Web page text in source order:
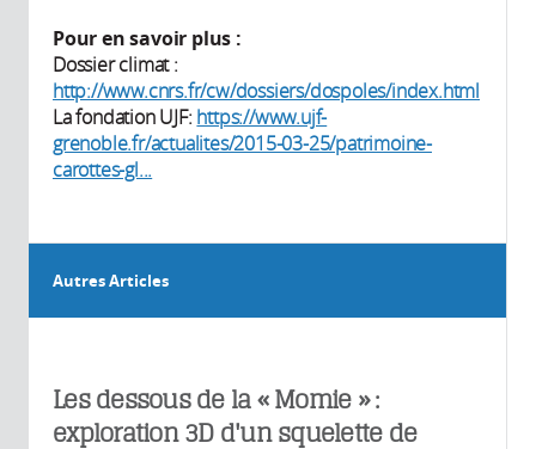
Pour en savoir plus :
Dossier climat :
http://www.cnrs.fr/cw/dossiers/dospoles/index.html
La fondation UJF: https://www.ujf-
grenoble.fr/actualites/2015-03-25/patrimoine-
carottes-gl...
Autres Articles
Les dessous de la « Momie » :
exploration 3D d'un squelette de